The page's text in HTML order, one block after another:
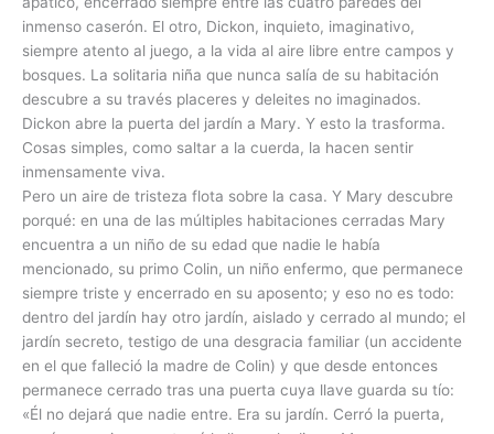
inmenso caserón. El otro, Dickon, inquieto, imaginativo,
siempre atento al juego, a la vida al aire libre entre campos y
bosques. La solitaria niña que nunca salía de su habitación
descubre a su través placeres y deleites no imaginados.
Dickon abre la puerta del jardín a Mary. Y esto la trasforma.
Cosas simples, como saltar a la cuerda, la hacen sentir
inmensamente viva.
Pero un aire de tristeza flota sobre la casa. Y Mary descubre
porqué: en una de las múltiples habitaciones cerradas Mary
encuentra a un niño de su edad que nadie le había
mencionado, su primo Colin, un niño enfermo, que permanece
siempre triste y encerrado en su aposento; y eso no es todo:
dentro del jardín hay otro jardín, aislado y cerrado al mundo; el
jardín secreto, testigo de una desgracia familiar (un accidente
en el que falleció la madre de Colin) y que desde entonces
permanece cerrado tras una puerta cuya llave guarda su tío:
«Él no dejará que nadie entre. Era su jardín. Cerró la puerta,